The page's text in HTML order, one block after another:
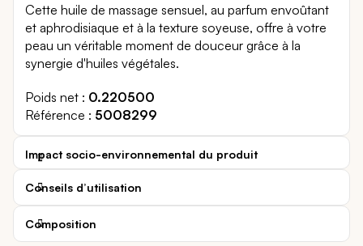
Cette huile de massage sensuel, au parfum envoûtant
et aphrodisiaque et à la texture soyeuse, offre à votre
peau un véritable moment de douceur grâce à la
synergie d'huiles végétales.
Poids net
0.220500
Référence
5008299
Impact socio-environnemental du produit
Conseils d’utilisation
Composition